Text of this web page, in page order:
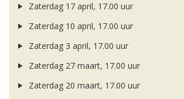
Zaterdag 17 april, 17.00 uur
Zaterdag 10 april, 17.00 uur
Zaterdag 3 april, 17.00 uur
Zaterdag 27 maart, 17.00 uur
Zaterdag 20 maart, 17.00 uur